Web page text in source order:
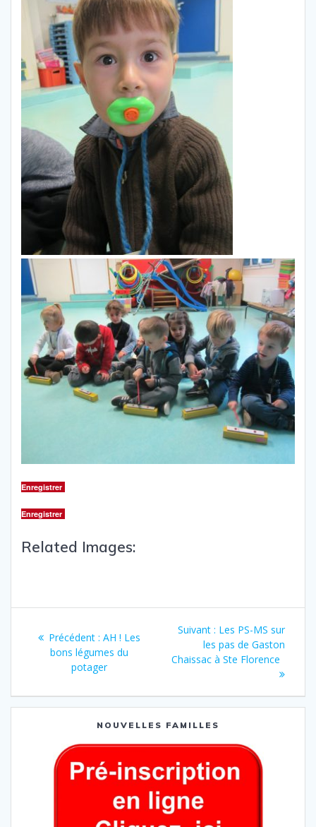
Enregistrer
Enregistrer
Related Images:
Précédent : AH ! Les
bons légumes du
potager
Suivant : Les PS-MS sur
les pas de Gaston
Chaissac à Ste Florence
NOUVELLES FAMILLES